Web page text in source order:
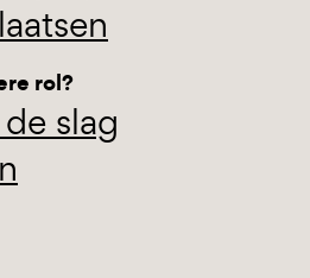
rol?
slag